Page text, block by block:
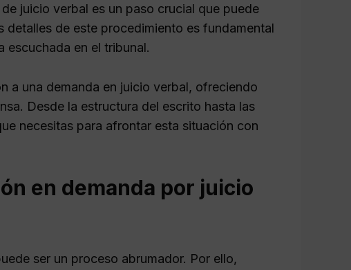
juicio verbal es un paso crucial que puede
de este procedimiento es fundamental
escuchada en el tribunal.
a una demanda en juicio verbal, ofreciendo
Desde la estructura del escrito hasta las
necesitas para afrontar esta situación con
en demanda por juicio
ser un proceso abrumador. Por ello,